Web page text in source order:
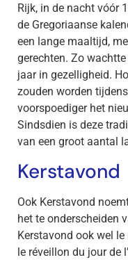
Rijk, in de nacht vóór
de Gregoriaanse
een lange maaltijd,
gerechten. Zo
jaar in gezelligheid.
zouden worden
voorspoediger het
Sindsdien is deze
van een groot aantal
Kerstavond
Ook Kerstavond
het te onderscheiden
Kerstavond ook wel
le réveillon du jour de